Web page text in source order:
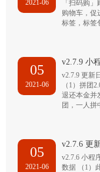
2021-06
「扫码购
购物车，促
标签，标
05
2021-06
v2.7.9 小
v2.7.9 更新
（1）拼团
退还本金并
团，一人
05
2021-06
v2.7.6 更
v2.7.6 小程
数据 （1）